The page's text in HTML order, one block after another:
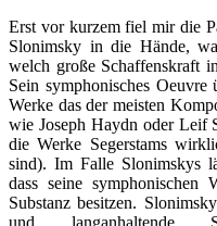
Erst vor kurzem fiel mir die
Slonimsky in die Hände,
welch große Schaffenskraft
Sein symphonisches
Werke das der meisten
wie Joseph Haydn oder Leif
die Werke Segerstams
sind). Im Falle Slonimskys
dass seine symphonischen
Substanz besitzen.
und langanhaltende